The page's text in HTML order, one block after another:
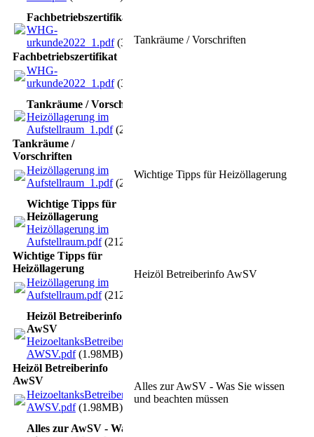
Fachbetriebszertifikat
WHG-
urkunde2022_1.pdf(3.26MB)
Fachbetriebszertifikat
WHG-
urkunde2022_1.pdf(3.26MB)
Tankräume / Vorschriften
Tankräume / Vorschriften
Heizöllagerung im
Aufstellraum_1.pdf(212.39KB)
Tankräume /
Vorschriften
Heizöllagerung im
Aufstellraum_1.pdf(212.39KB)
Wichtige Tipps für Heizöllagerung
Wichtige Tipps für
Heizöllagerung
Heizöllagerung im
Aufstellraum.pdf(212.39KB)
Wichtige Tipps für
Heizöllagerung
Heizöllagerung im
Aufstellraum.pdf(212.39KB)
Heizöl Betreiberinfo AwSV
Heizöl Betreiberinfo
AwSV
HeizoeltanksBetreiberinfo-
AWSV.pdf(1.98MB)
Heizöl Betreiberinfo
AwSV
HeizoeltanksBetreiberinfo-
AWSV.pdf(1.98MB)
Alles zur AwSV - Was Sie wissen
und beachten müssen
Alles zur AwSV - Was Sie